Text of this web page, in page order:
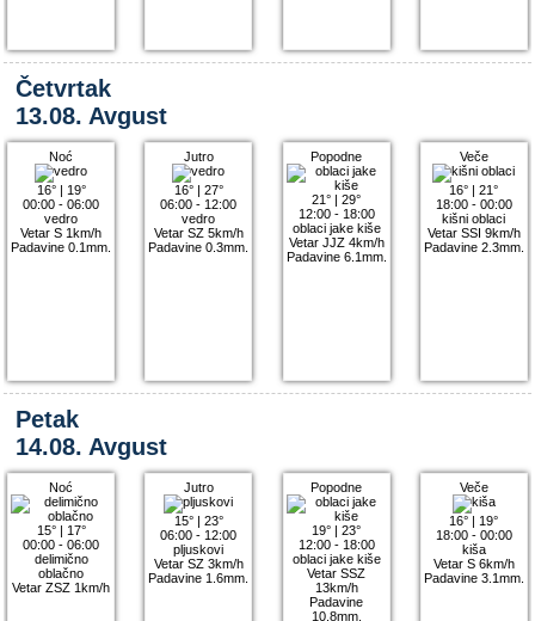
Četvrtak
13.08. Avgust
Noć
16°| 19°
00:00 - 06:00
vedro
Vetar S 1km/h
Padavine 0.1mm.
Jutro
16°| 27°
06:00 - 12:00
vedro
Vetar SZ 5km/h
Padavine 0.3mm.
Popodne
21° |29°
12:00 - 18:00
oblaci jake kiše
Vetar JJZ 4km/h
Padavine 6.1mm.
Veče
16° |21°
18:00 - 00:00
kišni oblaci
Vetar SSI 9km/h
Padavine 2.3mm.
Petak
14.08. Avgust
Noć
15°| 17°
00:00 - 06:00
delimično
oblačno
Vetar ZSZ 1km/h
Jutro
15°| 23°
06:00 - 12:00
pljuskovi
Vetar SZ 3km/h
Padavine 1.6mm.
Popodne
19° |23°
12:00 - 18:00
oblaci jake kiše
Vetar SSZ
13km/h
Padavine
10.8mm.
Veče
16° | 19°
18:00 - 00:00
kiša
Vetar S 6km/h
Padavine 3.1mm.